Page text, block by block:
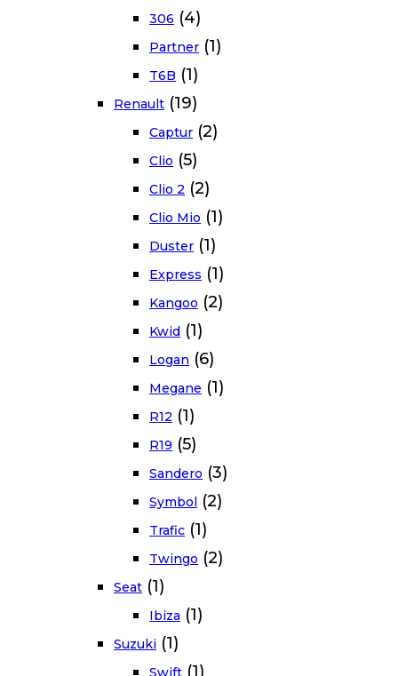
306 (4)
Partner (1)
T6B (1)
Renault (19)
Captur (2)
Clio (5)
Clio 2 (2)
Clio Mio (1)
Duster (1)
Express (1)
Kangoo (2)
Kwid (1)
Logan (6)
Megane (1)
R12 (1)
R19 (5)
Sandero (3)
Symbol (2)
Trafic (1)
Twingo (2)
Seat (1)
Ibiza (1)
Suzuki (1)
Swift (1)